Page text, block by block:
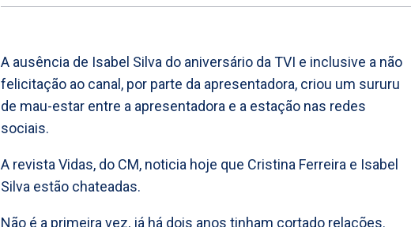
A ausência de Isabel Silva do aniversário da TVI e inclusive a não
felicitação ao canal, por parte da apresentadora, criou um sururu
de mau-estar entre a apresentadora e a estação nas redes
sociais.
A revista Vidas, do CM, noticia hoje que Cristina Ferreira e Isabel
Silva estão chateadas.
Não é a primeira vez, já há dois anos tinham cortado relações.